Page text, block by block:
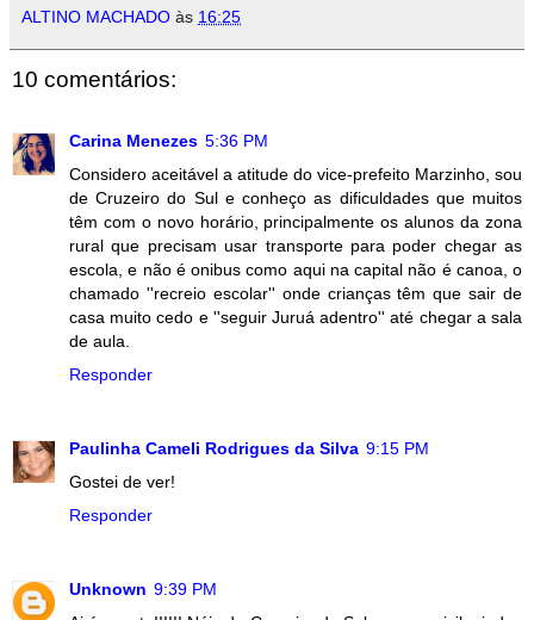
ALTINO MACHADO às 16:25
10 comentários:
Carina Menezes 5:36 PM
Considero aceitável a atitude do vice-prefeito Marzinho, sou
de Cruzeiro do Sul e conheço as dificuldades que muitos
têm com o novo horário, principalmente os alunos da zona
rural que precisam usar transporte para poder chegar as
escola, e não é onibus como aqui na capital não é canoa, o
chamado ''recreio escolar'' onde crianças têm que sair de
casa muito cedo e ''seguir Juruá adentro'' até chegar a sala
de aula.
Responder
Paulinha Cameli Rodrigues da Silva 9:15 PM
Gostei de ver!
Responder
Unknown 9:39 PM